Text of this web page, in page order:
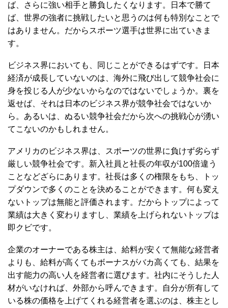
ば、さらに強い相手と勝負したくなります。日本で勝て
ば、世界の強者に挑戦したいと思うのは何も特別なことで
はありません。だからスポーツ選手は世界に出ていきま
す。
ビジネス界においても、同じことができるはずです。日本
経済が成長していないのは、海外に飛び出して競争社会に
身を投じる人が少ないからなのではないでしょうか。裏を
返せば、それは日本のビジネス界が競争社会ではないか
ら。あるいは、ぬるい競争社会だから次への挑戦心が湧い
てこないのかもしれません。
アメリカのビジネス界は、スポーツの世界に負けず劣らず
厳しい競争社会です。新入社員と社長の年収が100倍違う
ことなどざらにあります。社長は多くの権限をもち、トッ
プダウンで多くのことを決めることができます。何も変え
ないトップは無能と評価されます。だからトップによって
業績は大きく変わりますし、業績を上げられないトップは
即クビです。
企業のオーナーである株主は、給料が安くて無能な経営者
よりも、給料が高くてもボーナスがバカ高くても、結果を
出す能力の高い人を経営者に選びます。社内にそうした人
材がいなければ、外部から呼んできます。自分が所有して
いる株の価格を上げてくれる経営者を選ぶのは、株主とし